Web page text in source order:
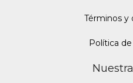
Términos y
Política